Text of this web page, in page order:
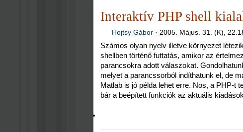
Interaktív PHP shell
Hojtsy Gábor ·2005. Május. 31. (K),
Számos olyan nyelv illetve környezet
shellben történő futtatás, amikor az
parancsokra adott válaszokat.
melyet a parancssorból indíthatunk el, de
Matlab is jó példa lehet erre. Nos, a PHP-t
bár a beépített funkciók az aktuális